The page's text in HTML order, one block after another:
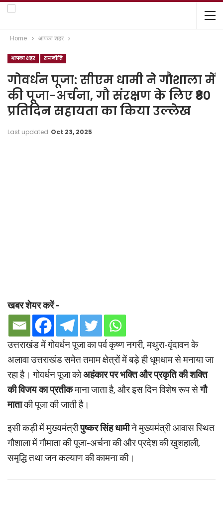
Home आपका शहर
आपका शहर राजनीति
गोवर्धन पूजा: सीएम धामी ने गौशाला में
की पूजा-अर्चना, गौ संरक्षण के लिए ₹80
प्रतिदिन सहायता का किया उल्लेख
Last updated Oct 23, 2025
खबर शेयर करें -
उत्तराखंड में गोवर्धन पूजा का पर्व कृष्ण नगरी, मथुरा-वृंदावन के
अलावा उत्तराखंड समेत तमाम क्षेत्रों में बड़े ही धूमधाम से मनाया जा
रहा है। गोवर्धन पूजा कोअहंकार पर भक्ति और प्रकृति की शक्ति
की विजय का प्रतीकमाना जाता है, और इस दिन विशेष रूप सेगौ
माताकी पूजा की जाती है।
इसी कड़ी में मुख्यमंत्रीपुष्कर सिंह धामीने मुख्यमंत्री आवास स्थित
गौशाला में गौमाता की पूजा-अर्चना की और प्रदेश की खुशहाली,
समृद्धि तथा जन कल्याण की कामना की।